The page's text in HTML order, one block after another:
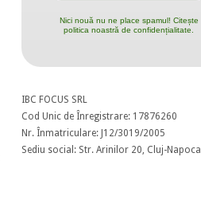
Nici nouă nu ne place spamul! Citește
politica noastră de confidențialitate.
IBC FOCUS SRL
Cod Unic de Înregistrare: 17876260
Nr. Înmatriculare: J12/3019/2005
Sediu social: Str. Arinilor 20, Cluj-Napoca